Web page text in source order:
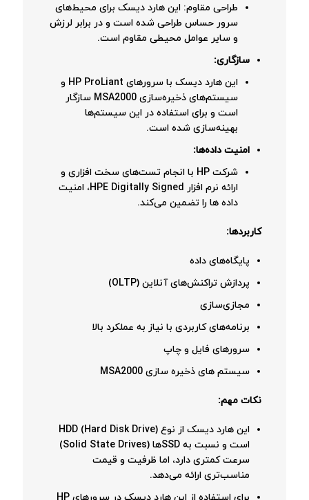
طراحی مقاوم: این هارد دیسک برای محیط‌های
سرور حساس طراحی شده است و در برابر لرزش
و سایر عوامل محیطی مقاوم است.
سازگاری:
این هارد دیسک با سرورهای HP ProLiant و
سیستم‌های ذخیره‌سازی MSA2000 سازگار
است و برای استفاده در این سیستم‌ها
بهینه‌سازی شده است.
امنیت داده‌ها:
شرکت HP با انجام تست‌های سخت افزاری و
ارائه نرم افزار HPE Digitally Signed، امنیت
داده ها را تضمین می‌کند.
کاربردها:
پایگاه‌های داده
پردازش تراکنش‌های آنلاین (OLTP)
مجازی‌سازی
برنامه‌های کاربردی با نیاز به عملکرد بالا
سرورهای فایل و چاپ
سیستم های ذخیره سازی MSA2000
نکات مهم:
این هارد دیسک از نوع HDD (Hard Disk Drive)
است و نسبت به SSDها (Solid State Drives)
سرعت کمتری دارد، اما ظرفیت و قیمت
مناسب‌تری ارائه می‌دهد.
برای استفاده از این هارد دیسک در سرورهای HP